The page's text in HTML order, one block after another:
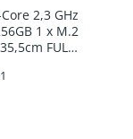
2,3 GHz
1 x M.2
FULL-
RZ616
5.2 |